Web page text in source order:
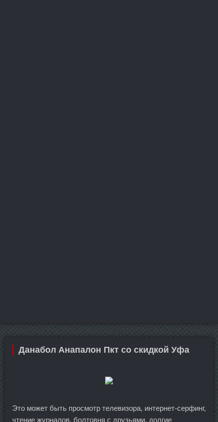
Данабол Анапалон Пкт со скидкой Уфа
Это может быть просмотр телевизора, интернет-серфинг,
чтение журналов, болтовня с друзьями, долгие